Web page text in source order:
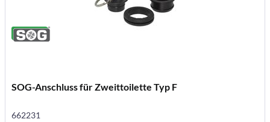
SOG-Anschluss für Zweittoilette Typ F
662231